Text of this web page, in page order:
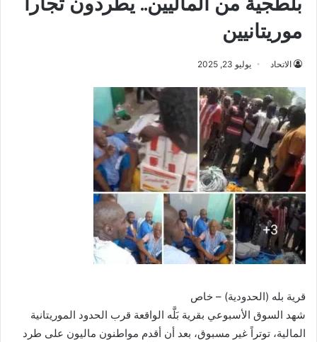
موريتانيين
الاتحاد يوليو 23, 2025
قرية بله (الحدودية) – خاص
شهد السوق الأسبوعي بقرية بَلَّه الواقعة قرب الحدود الموريتانية
المالية، توتراً غير مسبوق، بعد أن أقدم مواطنون ماليون على طرد